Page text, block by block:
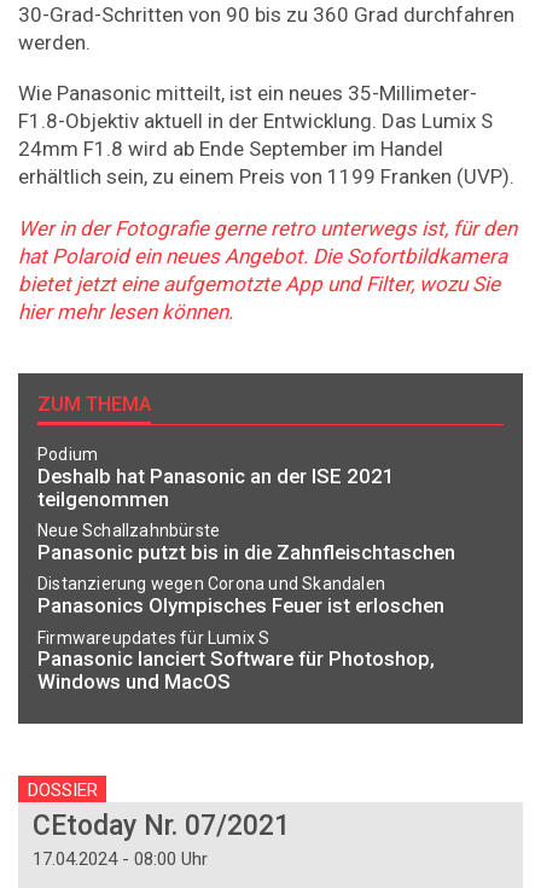
30-Grad-Schritten von 90 bis zu 360 Grad durchfahren
werden.
Wie Panasonic mitteilt, ist ein neues 35-Millimeter-
F1.8-Objektiv aktuell in der Entwicklung. Das Lumix S
24mm F1.8 wird ab Ende September im Handel
erhältlich sein, zu einem Preis von 1199 Franken (UVP).
Wer in der Fotografie gerne retro unterwegs ist, für den
hat Polaroid ein neues Angebot. Die Sofortbildkamera
bietet jetzt eine aufgemotzte App und Filter, wozu Sie
hier mehr lesen können.
ZUM THEMA
Podium
Deshalb hat Panasonic an der ISE 2021
teilgenommen
Neue Schallzahnbürste
Panasonic putzt bis in die Zahnfleischtaschen
Distanzierung wegen Corona und Skandalen
Panasonics Olympisches Feuer ist erloschen
Firmwareupdates für Lumix S
Panasonic lanciert Software für Photoshop,
Windows und MacOS
DOSSIER
CEtoday Nr. 07/2021
17.04.2024 - 08:00 Uhr